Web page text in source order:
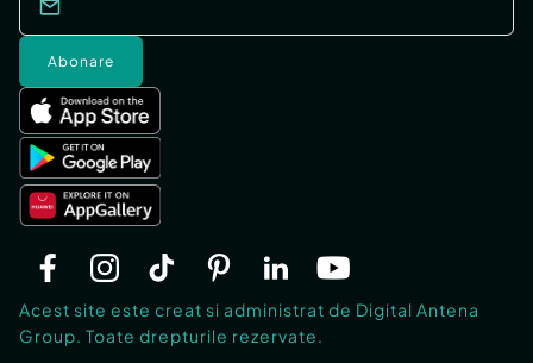
Abonare
Acest site este creat si administrat de Digital Antena
Group. Toate drepturile rezervate.